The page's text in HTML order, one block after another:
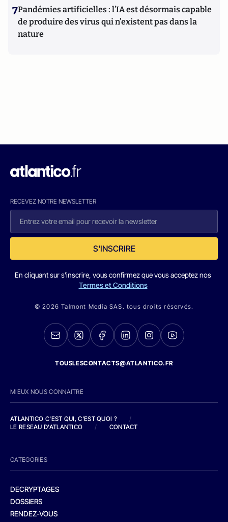
7Pandémies artificielles : l’IA est désormais capable
de produire des virus qui n’existent pas dans la
nature
RECEVEZ NOTRE NEWSLETTER
S'INSCRIRE
En cliquant sur s'inscrire, vous confirmez que vous acceptez nos
Termes et Conditions
© 2026 Talmont Media SAS. tous droits réservés.
TOUSLESCONTACTS@ATLANTICO.FR
MIEUX NOUS CONNAITRE
ATLANTICO C'EST QUI, C'EST QUOI ?
/
LE RESEAU D'ATLANTICO
/ CONTACT
CATEGORIES
DECRYPTAGES
DOSSIERS
RENDEZ-VOUS